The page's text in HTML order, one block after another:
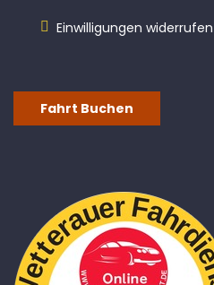
Einwilligungen widerrufen
Fahrt Buchen